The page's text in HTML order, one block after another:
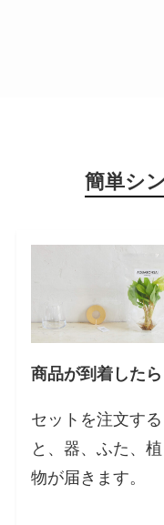
簡単シ
商品が到着したら
セットを注文する
と、器、ふた、植
物が届きます。